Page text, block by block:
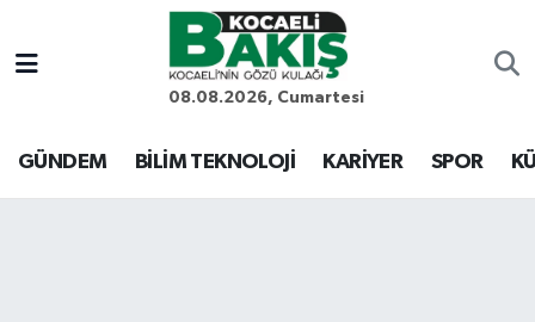
08.08.2026, Cumartesi
GÜNDEM BİLİM TEKNOLOJİ KARİYER SPOR
Kocaeli Nöbetçi Eczaneler
Kocaeli Hava Durumu